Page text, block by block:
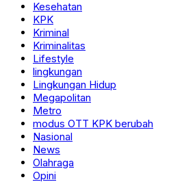
Kesehatan
KPK
Kriminal
Kriminalitas
Lifestyle
lingkungan
Lingkungan Hidup
Megapolitan
Metro
modus OTT KPK berubah
Nasional
News
Olahraga
Opini